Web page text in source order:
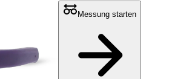
Messung starten